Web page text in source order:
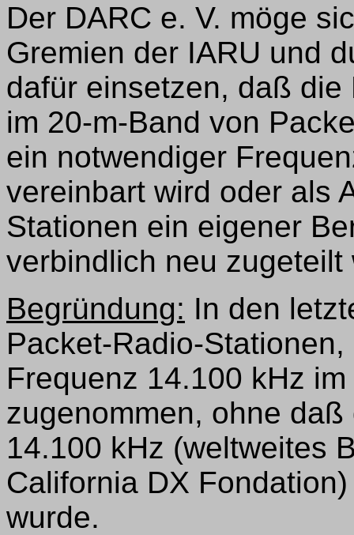
Der DARC e. V. möge
Gremien der IARU und
dafür einsetzen, daß
im 20-m-Band von
ein notwendiger
vereinbart wird oder als
Stationen ein eigener
verbindlich neu zugeteilt
Begründung: In den
Packet-Radio-
Frequenz 14.100 kHz
zugenommen, ohne
14.100 kHz (weltweites
California DX
wurde.